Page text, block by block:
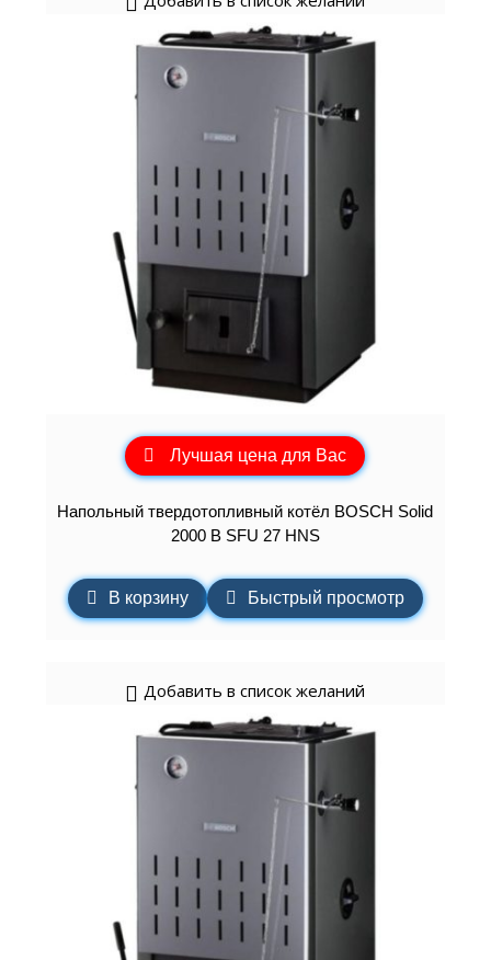
Лучшая цена для Вас
Напольный твердотопливный котёл BOSCH Solid
2000 B SFU 27 HNS
В корзину Быстрый просмотр
Добавить в список желаний